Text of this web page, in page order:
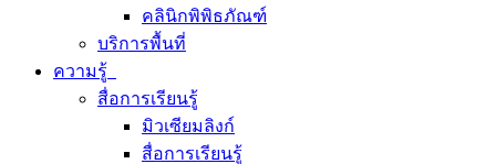
คลินิกพิพิธภัณฑ์
บริการพื้นที่
ความรู้
สื่อการเรียนรู้
มิวเซียมลิงก์
สื่อการเรียนรู้